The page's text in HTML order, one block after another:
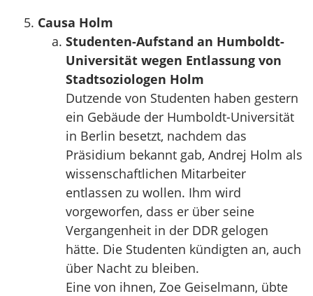
Causa Holm
Studenten-Aufstand an Humboldt-
Universität wegen Entlassung von
Stadtsoziologen Holm
Dutzende von Studenten haben gestern
ein Gebäude der Humboldt-Universität
in Berlin besetzt, nachdem das
Präsidium bekannt gab, Andrej Holm als
wissenschaftlichen Mitarbeiter
entlassen zu wollen. Ihm wird
vorgeworfen, dass er über seine
Vergangenheit in der DDR gelogen
hätte. Die Studenten kündigten an, auch
über Nacht zu bleiben.
Eine von ihnen, Zoe Geiselmann, übte